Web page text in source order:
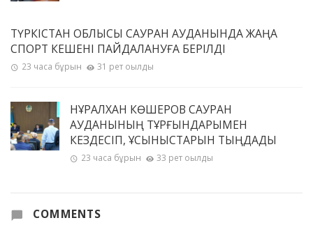
ТҮРКІСТАН ОБЛЫСЫ САУРАН АУДАНЫНДА ЖАҢА
СПОРТ КЕШЕНІ ПАЙДАЛАНУҒА БЕРІЛДІ
23 часа бұрын 31 рет оқылды
НҰРАЛХАН КӨШЕРОВ САУРАН
АУДАНЫНЫҢ ТҰРҒЫНДАРЫМЕН
КЕЗДЕСІП, ҰСЫНЫСТАРЫН ТЫҢДАДЫ
23 часа бұрын 33 рет оқылды
COMMENTS